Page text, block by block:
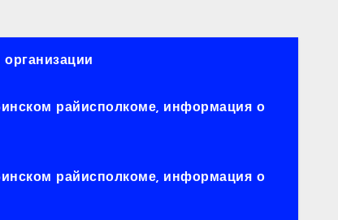
райисполкоме, информация о
райисполкоме, информация о